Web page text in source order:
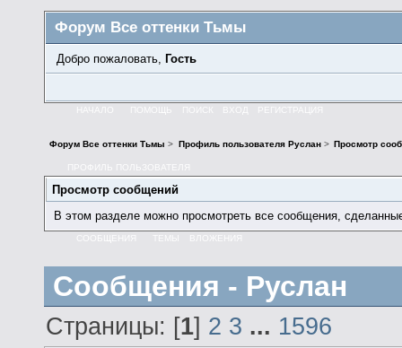
Форум Все оттенки Тьмы
Добро пожаловать, Гость
НАЧАЛО ПОМОЩЬ ПОИСК ВХОД РЕГИСТРАЦИЯ
Форум Все оттенки Тьмы > Профиль пользователя Руслан> Просмотр
ПРОФИЛЬ ПОЛЬЗОВАТЕЛЯ
Просмотр сообщений
В этом разделе можно просмотреть все сообщения,
СООБЩЕНИЯ ТЕМЫ ВЛОЖЕНИЯ
Сообщения - Руслан
Страницы: [1] 2 3 ... 1596